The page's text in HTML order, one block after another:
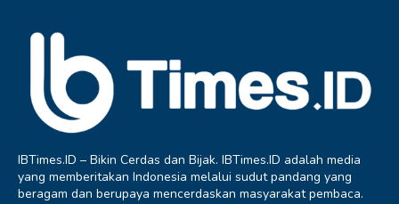
IBTimes.ID – Bikin Cerdas dan Bijak. IBTimes.ID adalah media
yang memberitakan Indonesia melalui sudut pandang yang
beragam dan berupaya mencerdaskan masyarakat pembaca.